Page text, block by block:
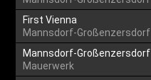
First Vienna
Mannsdorf-Großenzersdorf
Mannsdorf-Großenzersdorf
Mauerwerk